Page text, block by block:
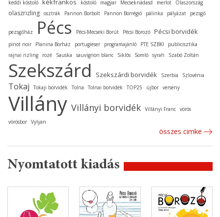
keddi kóstoló kékfrankos kóstoló magyar Mecseknádasd merlot Olaszország
olaszrizling osztrák Pannon Borbolt Pannon Borrégió pálinka pályázat pezsgő
pezsgőház Pécs Pécs-Mecseki Borút Pécsi Borozó Pécsi borvidék
pinot noir Planina Borház portugieser programajánló PTE SZBKI
publicisztika
rajnai rizling
rozé Sauska sauvignon blanc Siklós Somló syrah Szabó Zoltán
Szekszárd Szekszárdi borvidék Szerbia Szlovénia
Tokaj Tokaji borvidék Tolna Tolnai borvidék TOP25 újbor verseny
Villány Villányi borvidék Villányi Franc vörös
vörösbor Vylyan
összes cimke
Nyomtatott kiadás